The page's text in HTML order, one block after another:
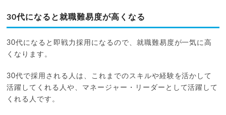
30代になると就職難易度が高くなる
30代になると即戦力採用になるので、就職難易度が一気に高
くなります。
30代で採用される人は、これまでのスキルや経験を活かして
活躍してくれる人や、マネージャー・リーダーとして活躍して
くれる人です。